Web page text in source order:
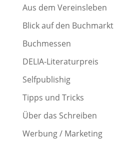
Aus dem Vereinsleben
Blick auf den Buchmarkt
Buchmessen
DELIA-Literaturpreis
Selfpublishig
Tipps und Tricks
Über das Schreiben
Werbung / Marketing